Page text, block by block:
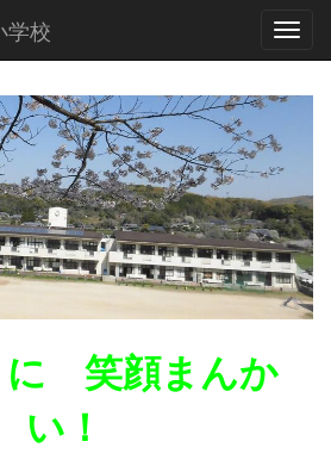
学校
に 笑顔まんか
い！